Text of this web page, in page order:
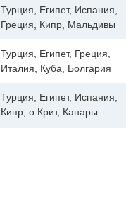
Турция, Египет, Испания,
Греция, Кипр, Мальдивы
Турция, Египет, Греция,
Италия, Куба, Болгария
Турция, Египет, Испания,
Кипр, о.Крит, Канары